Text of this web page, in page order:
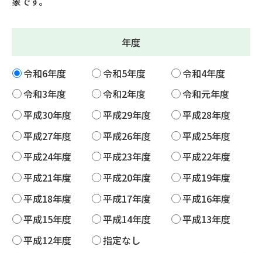
年度
令和6年度 令和5年度
令和4年度
令和3年度
令和2年度
令和元年度
平成30年度
平成29年度
平成28年度
平成27年度
平成26年度
平成25年度
平成24年度
平成23年度
平成22年度
平成21年度
平成20年度
平成19年度
平成18年度
平成17年度
平成16年度
平成15年度
平成14年度
平成13年度
平成12年度
指定なし